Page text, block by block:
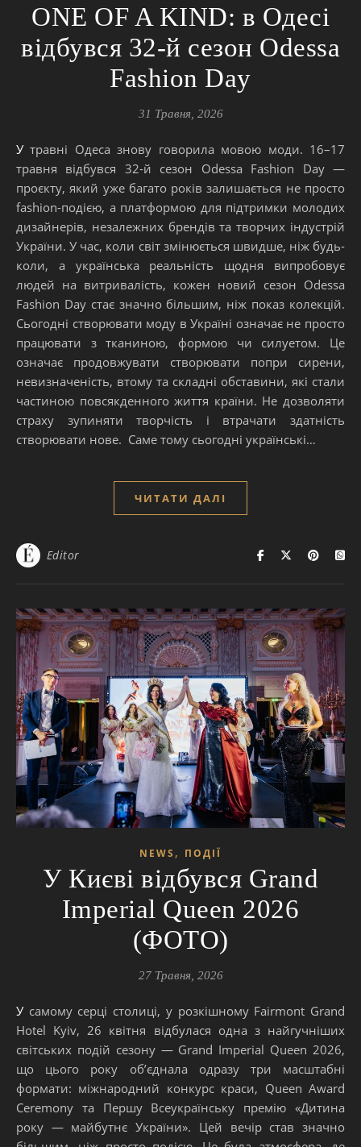
ONE OF A KIND: в Одесі
відбувся 32-й сезон Odessa
Fashion Day
31 Травня, 2026
У травні Одеса знову говорила мовою моди. 16–17
травня відбувся 32-й сезон Odessa Fashion Day —
проєкту, який уже багато років залишається не просто
fashion-подією, а платформою для підтримки молодих
дизайнерів, незалежних брендів та творчих індустрій
України. У час, коли світ змінюється швидше, ніж будь-
коли, а українська реальність щодня випробовує
людей на витривалість, кожен новий сезон Odessa
Fashion Day стає значно більшим, ніж показ колекцій.
Сьогодні створювати моду в Україні означає не просто
працювати з тканиною, формою чи силуетом. Це
означає продовжувати створювати попри сирени,
невизначеність, втому та складні обставини, які стали
частиною повсякденного життя країни. Не дозволяти
страху зупиняти творчість і втрачати здатність
створювати нове. Саме тому сьогодні українські…
ЧИТАТИ ДАЛІ
Editor
NEWS , ПОДІЇ
У Києві відбувся Grand
Imperial Queen 2026
(ФОТО)
27 Травня, 2026
У самому серці столиці, у розкішному Fairmont Grand
Hotel Kyiv, 26 квітня відбулася одна з найгучніших
світських подій сезону — Grand Imperial Queen 2026,
що цього року об’єднала одразу три масштабні
формати: міжнародний конкурс краси, Queen Award
Ceremony та Першу Всеукраїнську премію «Дитина
року — майбутнє України». Цей вечір став значно